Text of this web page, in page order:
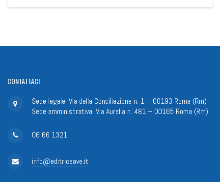
CONTATTACI
Sede legale: Via della Conciliazione n. 1 – 00193 Roma (Rm)
Sede amministrativa: Via Aurelia n. 481 – 00165 Roma (Rm)
06 66 1321
info@editriceave.it